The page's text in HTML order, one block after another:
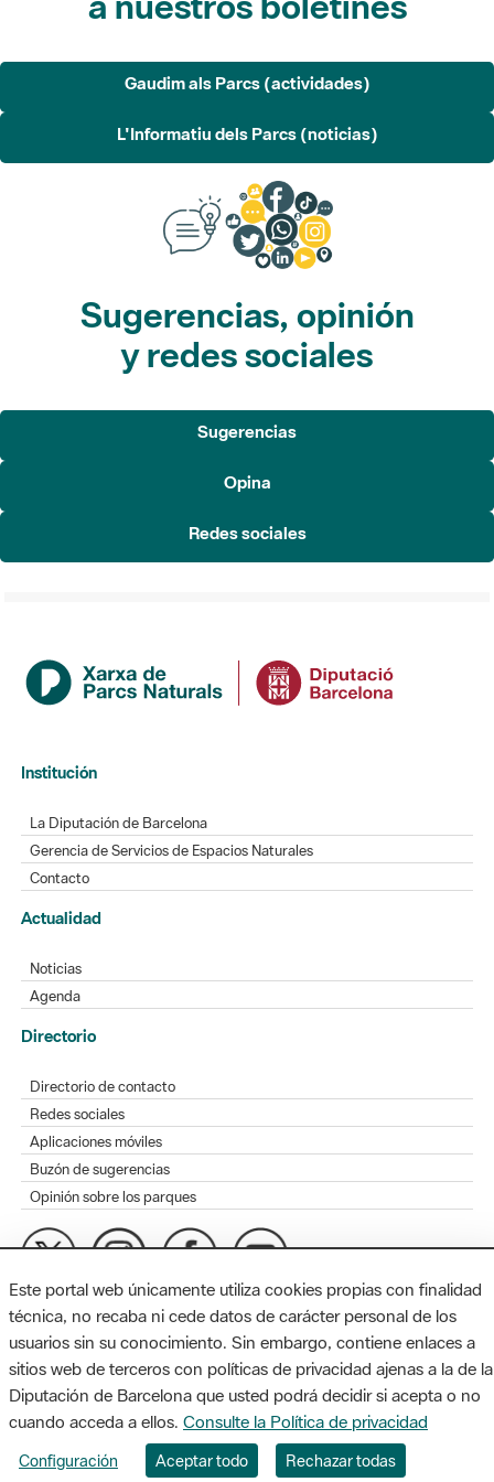
Gaudim als Parcs (actividades)
L'Informatiu dels Parcs (noticias)
Sugerencias, opinión
y redes sociales
Sugerencias
Opina
Redes sociales
Institución
La Diputación de Barcelona
Gerencia de Servicios de Espacios Naturales
Contacto
Actualidad
Noticias
Agenda
Directorio
Directorio de contacto
Redes sociales
Aplicaciones móviles
Buzón de sugerencias
Opinión sobre los parques
MAPA WEB
Diputación de Barcelona. Edifici Llacuna, 1a planta. Badajoz, 49.
08005 Barcelona. Tel. 934 022 428 / xarxaparcs@diba.cat
Este portal web únicamente utiliza cookies propias con finalidad
técnica, no recaba ni cede datos de carácter personal de los
usuarios sin su conocimiento. Sin embargo, contiene enlaces a
sitios web de terceros con políticas de privacidad ajenas a la de la
Diputación de Barcelona que usted podrá decidir si acepta o no
cuando acceda a ellos. Consulte la Política de privacidad
Configuración Aceptar todo Rechazar todas